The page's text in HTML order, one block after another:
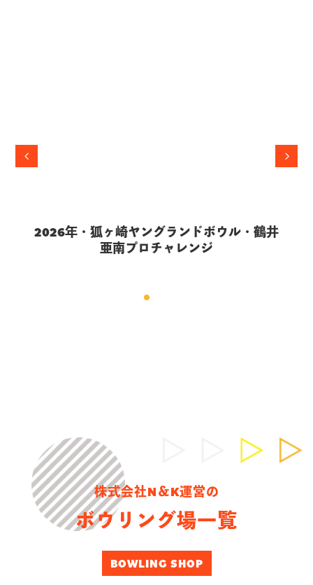
【参加者募集中！】狐ヶ崎ヤングランドボウ
ル・アフタヌーンボウリングクラブ
株式会社N＆K運営の
ボウリング場一覧
BOWLING SHOP